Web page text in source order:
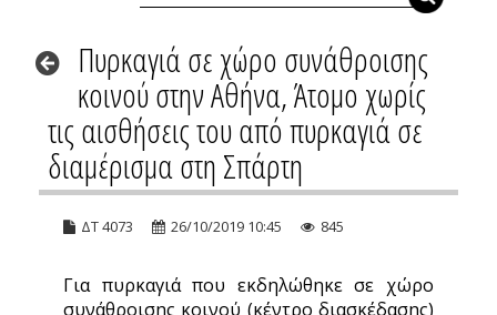
Πυρκαγιά σε χώρο συνάθροισης
κοινού στην Αθήνα, Άτομο χωρίς
τις αισθήσεις του από πυρκαγιά σε
διαμέρισμα στη Σπάρτη
ΔΤ 4073 26/10/2019 10:45 845
Για πυρκαγιά που εκδηλώθηκε σε χώρο
συνάθροισης κοινού (κέντρο διασκέδασης)